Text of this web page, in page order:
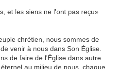
et les siens ne l'ont pas reçu»
chrétien , nous sommes de
de venir à nous dans Son Église
de faire de l'Église dans autre
éternel au milieu de nous chaque